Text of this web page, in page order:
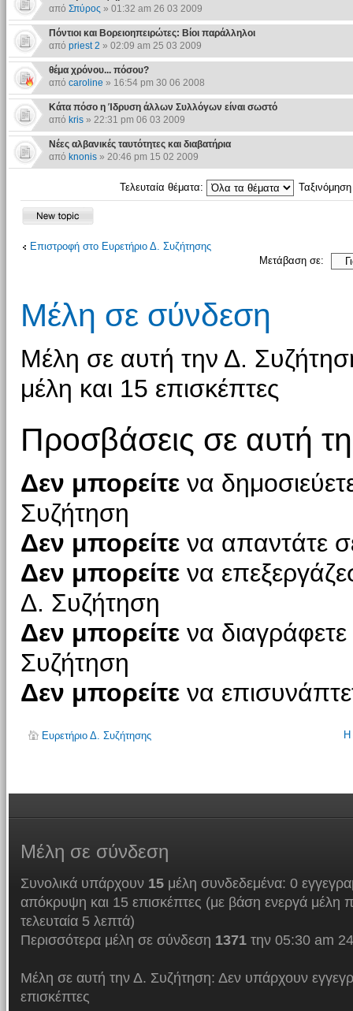
από Σπύρος » 01:32 am 26 03 2009
Πόντιοι και Βορειοηπειρώτες: Βίοι παράλληλοι
από priest 2 » 02:09 am 25 03 2009
θέμα χρόνου... πόσου?
από caroline » 16:54 pm 30 06 2008
Κάτα πόσο η Ίδρυση άλλων Συλλόγων είναι σωστό
από kris» 22:31 pm 06 03 2009
Νέες αλβανικές ταυτότητες και διαβατήρια
από knonis» 20:46 pm 15 02 2009
Τελευταία θέματα:
Επιστροφή στο Ευρετήριο Δ. Συζήτησης
Μετάβαση σε:
Μέλη σε σύνδεση
Μέλη σε αυτή την Δ.
μέλη και 15 επισκέπτες
Προσβάσεις σε αυτή
Δεν μπορείτενα
Συζήτηση
Δεν μπορείτενα απαντάτε
Δεν μπορείτενα
Δ. Συζήτηση
Δεν μπορείτενα διαγράφετε
Συζήτηση
Δεν μπορείτενα
Ευρετήριο Δ. Συζήτησης Η
Μέλη σε σύνδεση
Συνολικά υπάρχουν 15μέλη συνδεδεμένα: 0
απόκρυψη και 15 επισκέπτες (με βάση ενεργά μέλη
τελευταία 5 λεπτά)
Περισσότερα μέλη σε σύνδεση 1371την 05:30 am
Μέλη σε αυτή την Δ. Συζήτηση: Δεν υπάρχουν
επισκέπτες